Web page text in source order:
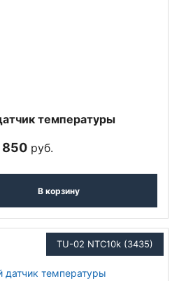
температуры
850 руб.
В корзину
TU-02 NTC10k (3435)